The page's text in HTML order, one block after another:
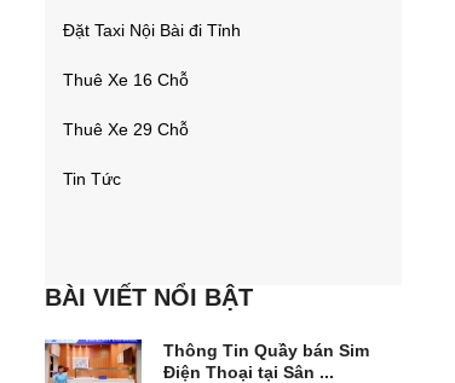
Đặt Taxi Nội Bài đi Tỉnh
Thuê Xe 16 Chỗ
Thuê Xe 29 Chỗ
Tin Tức
BÀI VIẾT NỔI BẬT
Thông Tin Quầy bán Sim
Điện Thoại tại Sân ...